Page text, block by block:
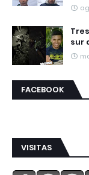
sur
FACEBOOK
VISITAS